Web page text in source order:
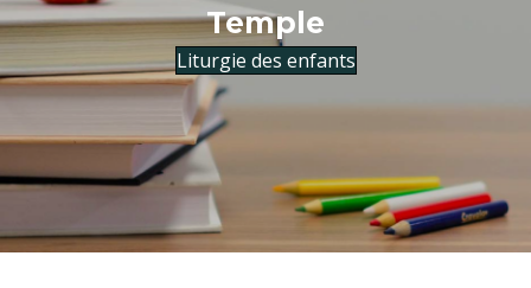
Temple
Liturgie des enfants